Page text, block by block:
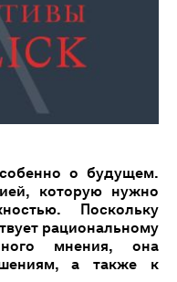
о будущем.
которую нужно
Поскольку
рациональному
мнения, она
а также к